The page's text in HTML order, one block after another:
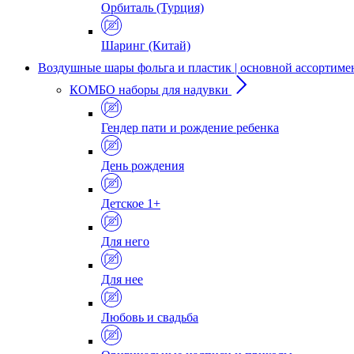
Орбиталь (Турция)
Шаринг (Китай)
Воздушные шары фольга и пластик | основной
КОМБО наборы для надувки
Гендер пати и рождение ребенка
День рождения
Детское 1+
Для него
Для нее
Любовь и свадьба